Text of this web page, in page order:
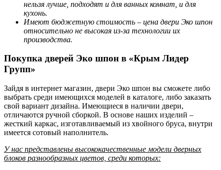
нельзя лучше, подходят и для ванных комнат, и для
кухонь.
Имеют бюджетную стоимость – цена двери Эко шпон
относительно не высокая из-за технологии их
производства.
Покупка дверей Эко шпон в «Крым Лидер
Групп»
Зайдя в интернет магазин, двери Эко шпон вы сможете либо
выбрать среди имеющихся моделей в каталоге, либо заказать
свой вариант дизайна. Имеющиеся в наличии двери,
отличаются ручной сборкой. В основе наших изделий –
жесткий каркас, изготавливаемый из хвойного бруса, внутри
имеется сотовый наполнитель.
У нас представлены высококачественные модели дверных
блоков разнообразных цветов, среди которых: